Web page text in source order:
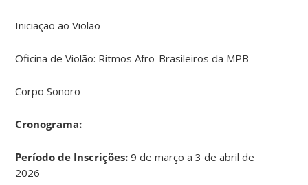
Iniciação ao Violão
Oficina de Violão: Ritmos Afro-Brasileiros da MPB
Corpo Sonoro
Cronograma:
Período de Inscrições:9 de março a 3 de abril de
2026